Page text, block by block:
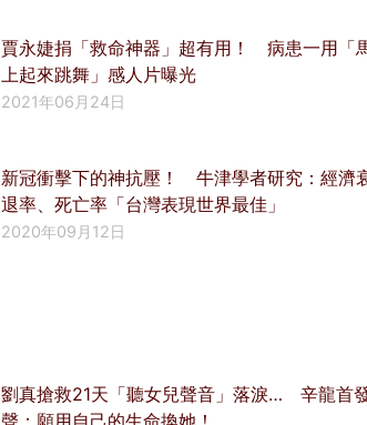
賈永婕捐「救命神器」超有用！ 病患一用「
上起來跳舞」感人片曝光
2021年06月24日
新冠衝擊下的神抗壓！ 牛津學者研究：經濟
退率、死亡率「台灣表現世界最佳」
2020年09月12日
劉真搶救21天「聽女兒聲音」落淚… 辛龍首
聲：願用自己的生命換她！